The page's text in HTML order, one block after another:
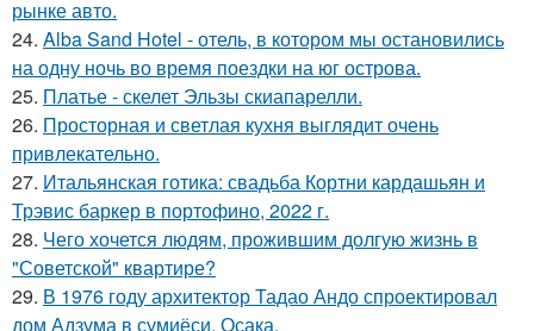
рынке авто.
24. Alba Sand Hotel - отель, в котором мы остановились
на одну ночь во время поездки на юг острова.
25. Платье - скелет Эльзы скиапарелли.
26. Просторная и светлая кухня выглядит очень
привлекательно.
27. Итальянская готика: свадьба Кортни кардашьян и
Трэвис баркер в портофино, 2022 г.
28. Чего хочется людям, прожившим долгую жизнь в
"Советской" квартире?
29. В 1976 году архитектор Тадао Андо спроектировал
дом Адзума в сумиёси, Осака.